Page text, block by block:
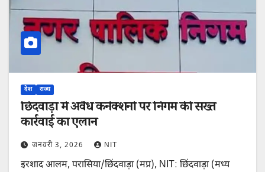
देश राज्य
छिंदवाड़ा में अवैध कनेक्शनों पर निगम की सख्त
कार्रवाई का एलान
जनवरी 3, 2026 NIT
इरशाद आलम, परासिया/छिंदवाड़ा (मप्र), NIT: छिंदवाड़ा (मध्य